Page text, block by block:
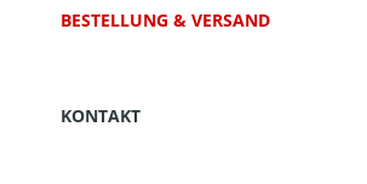
BESTELLUNG & VERSAND
KONTAKT